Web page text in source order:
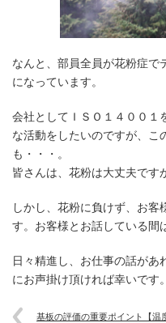
なんと、部員全員が花粉症で
になっています。
会社としてＩＳＯ１４００１
な活動をしたいのですが、こ
も・・・。
皆さんは、花粉は大丈夫です
しかし、花粉に負けず、お
す。お客様とお話している間
日々精進し、お仕事の話があ
にお声掛け頂ければ幸いです。
基板の評価の重要ポイント【温